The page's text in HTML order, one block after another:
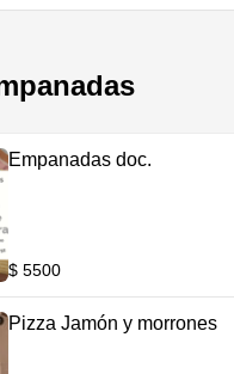
Empanadas doc.
$ 5500
Pizza Jamón y morrones